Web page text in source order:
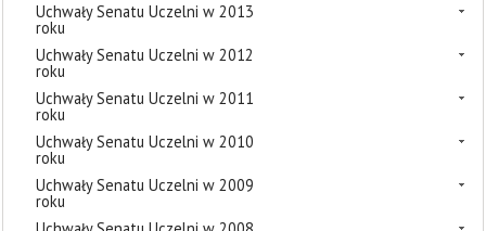
Uchwały Senatu Uczelni w 2013
roku
Uchwały Senatu Uczelni w 2012
roku
Uchwały Senatu Uczelni w 2011
roku
Uchwały Senatu Uczelni w 2010
roku
Uchwały Senatu Uczelni w 2009
roku